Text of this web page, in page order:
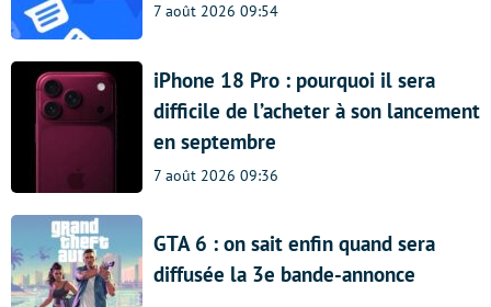
7 août 2026 09:54
iPhone 18 Pro : pourquoi il sera
difficile de l’acheter à son lancement
en septembre
7 août 2026 09:36
GTA 6 : on sait enfin quand sera
diffusée la 3e bande-annonce